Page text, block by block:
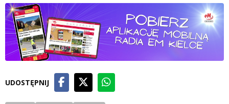
UDOSTĘPNIJ